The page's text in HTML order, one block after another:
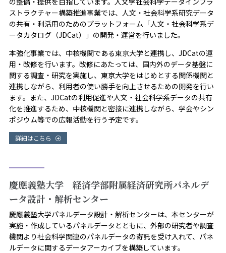
ストラクチャー構築推進事業では、人文・社会科学系研究データ
の共有・利活用のためのプラットフォーム「人文・社会科学系デ
ータカタログ（JDCat）」の開発・運営を行いました。
本強化事業では、中核機関である東京大学と連携し、JDCatの運
用・改修を行います。改修にあたっては、国内外のデータ基盤に
関する調査・研究を実施し、東京大学をはじめとする関係機関と
連携しながら、利用者の使い勝手を向上させるための開発を行い
ます。また、JDCatの利用促進や人文・社会科学系データの共有
化を推進するため、中核機関と密接に連携しながら、学会やシン
ポジウム等での広報活動を行う予定です。
詳細はこちら
慶應義塾大学 経済学部附属経済研究所パネルデ
ータ設計・解析センター
慶應義塾大学パネルデータ設計・解析センターは、本センターが
実施・作成しているパネルデータとともに、外部の研究者や調査
機関より社会科学関連のパネルデータの寄託を受け入れて、パネ
ルデータに関するデータアーカイブを構築しています。